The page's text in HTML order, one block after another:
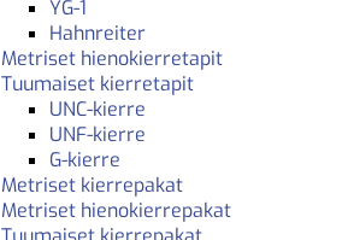
YG-1
Hahnreiter
Metriset hienokierretapit
Tuumaiset kierretapit
UNC-kierre
UNF-kierre
G-kierre
Metriset kierrepakat
Metriset hienokierrepakat